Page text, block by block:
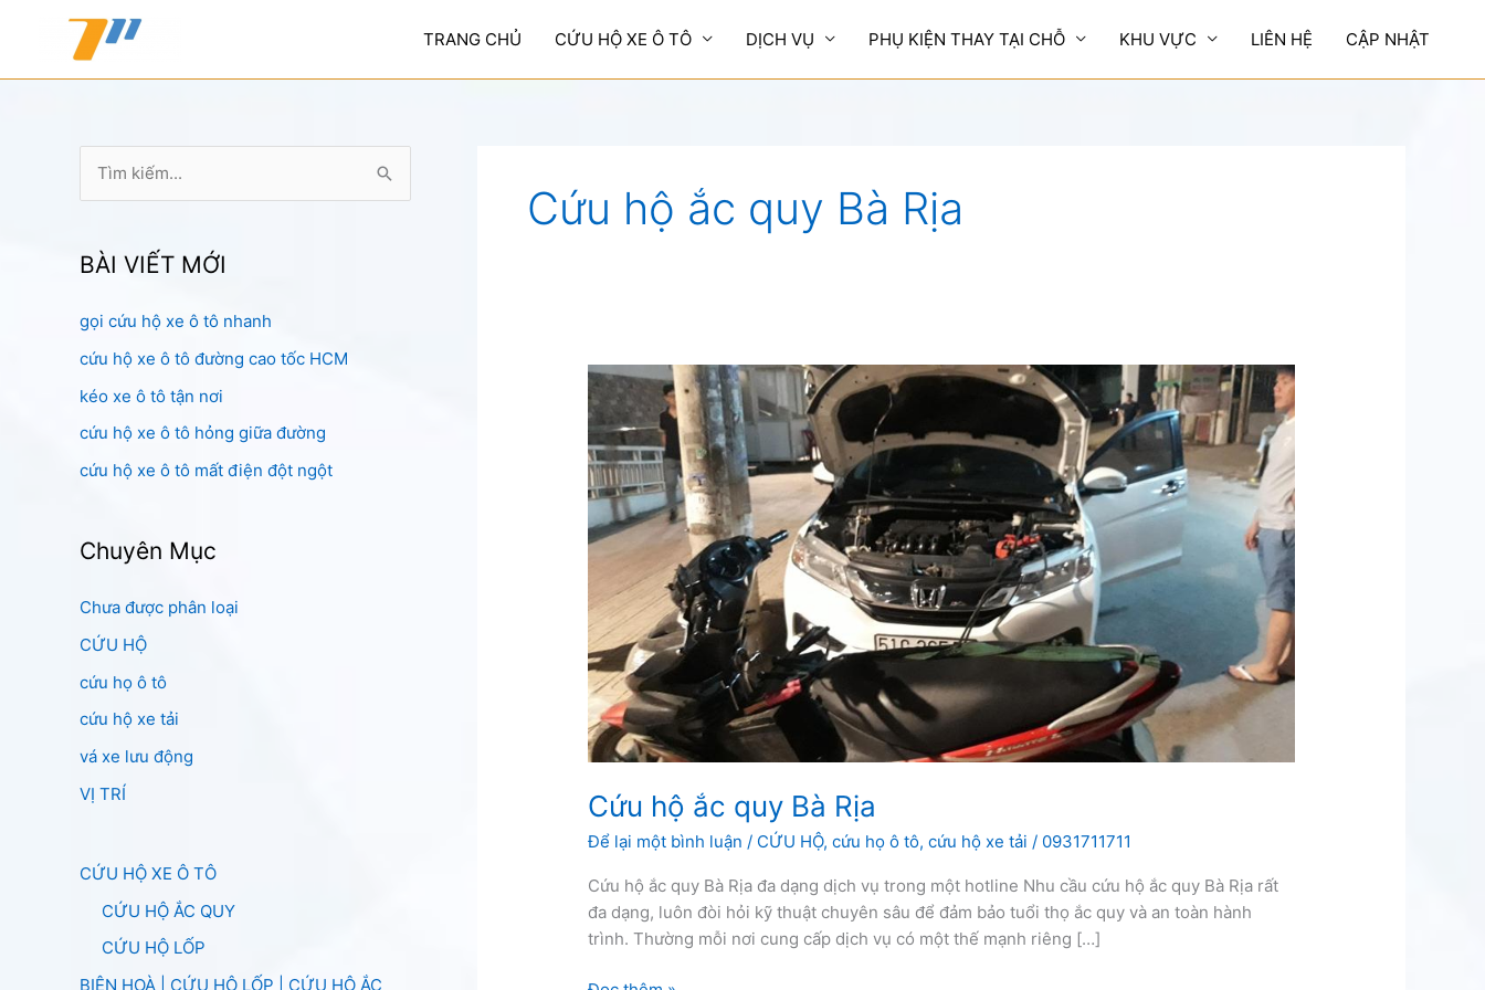
TRANG CHỦ CỨU HỘ XE Ô TÔ DỊCH VỤ PHỤ KIỆN THAY TẠI CHỖ KHU VỰC LIÊN HỆ CẬP NHẬT
k
ế
m
:
BÀI VIẾT MỚI
gọi cứu hộ xe ô tô nhanh
cứu hộ xe ô tô đường cao tốc HCM
kéo xe ô tô tận nơi
cứu hộ xe ô tô hỏng giữa đường
cứu hộ xe ô tô mất điện đột ngột
Chuyên Mục
Chưa được phân loại
CỨU HỘ
cứu họ ô tô
cứu hộ xe tải
vá xe lưu động
VỊ TRÍ
CỨU HỘ XE Ô TÔ
CỨU HỘ ẮC QUY
CỨU HỘ LỐP
BIÊN HOÀ | CỨU HỘ LỐP | CỨU HỘ ẮC
Cứu hộ ắc quy Bà Rịa
Cứu hộ ắc quy Bà Rịa
Để lại một bình luận / CỨU HỘ,cứu họ ô tô,cứu hộ xe tải / 0931711711
Cứu hộ ắc quy Bà Rịa đa dạng dịch vụ trong một hotline Nhu cầu cứu hộ ắc quy Bà Rịa rất
đa dạng, luôn đòi hỏi kỹ thuật chuyên sâu để đảm bảo tuổi thọ ắc quy và an toàn hành
trình. Thường mỗi nơi cung cấp dịch vụ có một thế mạnh riêng […]